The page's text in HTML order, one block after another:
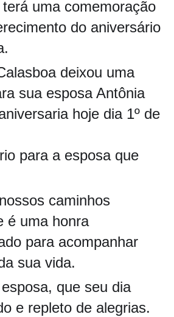
uma comemoração
do aniversário
deixou uma
sua esposa Antônia
hoje dia 1º de
para a esposa que
caminhos
é uma honra
para acompanhar
sua vida.
que seu dia
e repleto de alegrias.